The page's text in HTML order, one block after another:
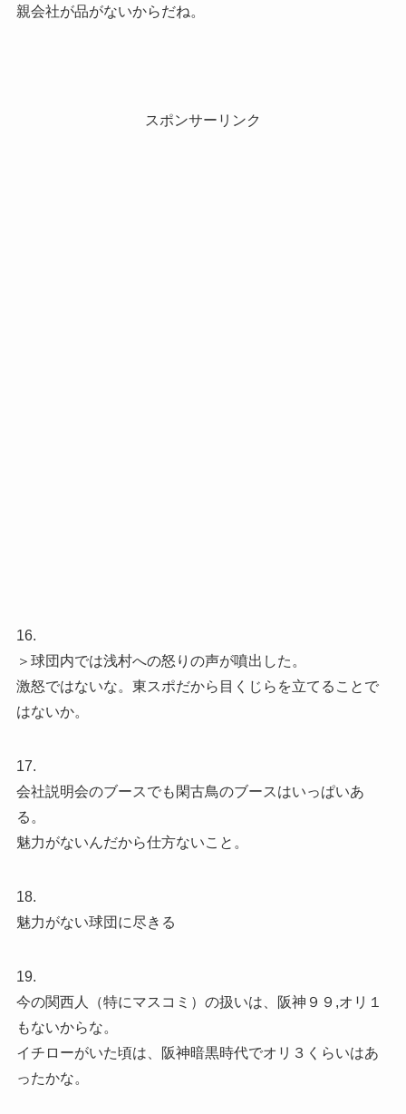
親会社が品がないからだね。
スポンサーリンク
16.
＞球団内では浅村への怒りの声が噴出した。
激怒ではないな。東スポだから目くじらを立てることで
はないか。
17.
会社説明会のブースでも閑古鳥のブースはいっぱいあ
る。
魅力がないんだから仕方ないこと。
18.
魅力がない球団に尽きる
19.
今の関西人（特にマスコミ）の扱いは、阪神９９,オリ１
もないからな。
イチローがいた頃は、阪神暗黒時代でオリ３くらいはあ
ったかな。